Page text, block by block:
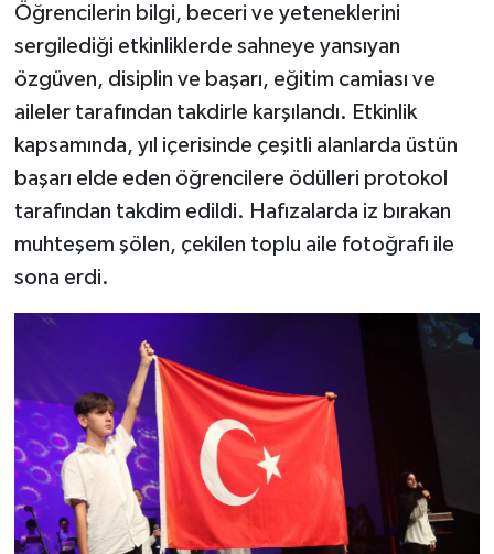
Öğrencilerin bilgi, beceri ve yeteneklerini
sergilediği etkinliklerde sahneye yansıyan
özgüven, disiplin ve başarı, eğitim camiası ve
aileler tarafından takdirle karşılandı. Etkinlik
kapsamında, yıl içerisinde çeşitli alanlarda üstün
başarı elde eden öğrencilere ödülleri protokol
tarafından takdim edildi. Hafızalarda iz bırakan
muhteşem şölen, çekilen toplu aile fotoğrafı ile
sona erdi.